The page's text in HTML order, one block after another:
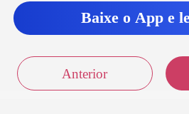
coisas em mim que eu não
momento
Baixe o App e
Anterior